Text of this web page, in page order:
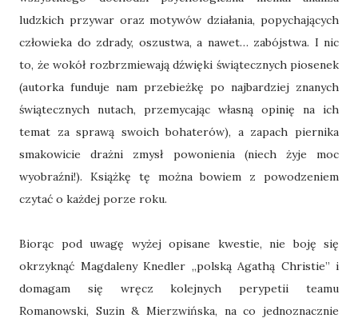
ludzkich przywar oraz motywów działania, popychających
człowieka do zdrady, oszustwa, a nawet… zabójstwa. I nic
to, że wokół rozbrzmiewają dźwięki świątecznych piosenek
(autorka funduje nam przebieżkę po najbardziej znanych
świątecznych nutach, przemycając własną opinię na ich
temat za sprawą swoich bohaterów), a zapach piernika
smakowicie drażni zmysł powonienia (niech żyje moc
wyobraźni!). Książkę tę można bowiem z powodzeniem
czytać o każdej porze roku.
Biorąc pod uwagę wyżej opisane kwestie, nie boję się
okrzyknąć Magdaleny Knedler „polską Agathą Christie” i
domagam się wręcz kolejnych perypetii teamu
Romanowski, Suzin & Mierzwińska, na co jednoznacznie